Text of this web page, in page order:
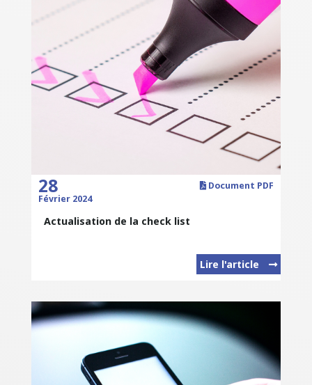
Document PDF
28
Février 2024
Actualisation de la check list
Lire l'article